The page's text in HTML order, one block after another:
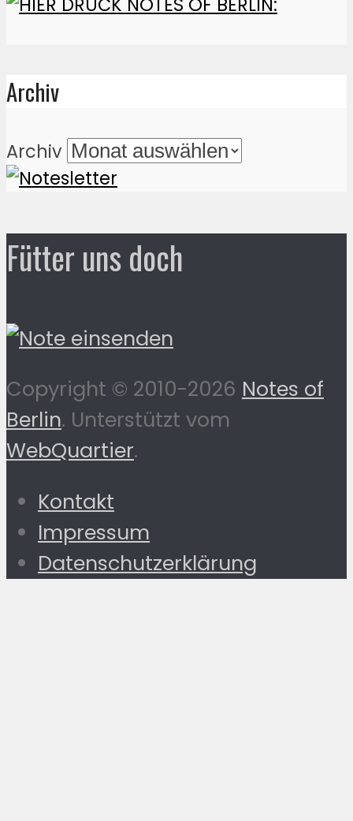
Archiv
Archiv
Fütter uns doch
Copyright © 2010-2026 Notes of
Berlin. Unterstützt vom
WebQuartier.
Kontakt
Impressum
Datenschutzerklärung